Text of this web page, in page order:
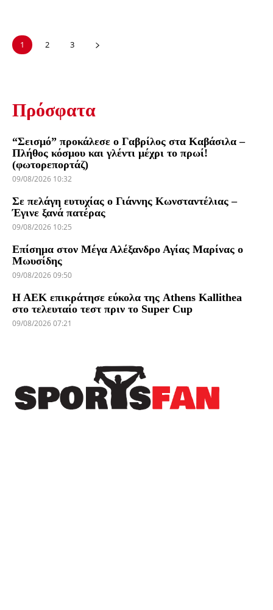
1 2 3
Πρόσφατα
“Σεισμό” προκάλεσε ο Γαβρίλος στα Καβάσιλα –
Πλήθος κόσμου και γλέντι μέχρι το πρωί!
(φωτορεπορτάζ)
09/08/2026 10:32
Σε πελάγη ευτυχίας ο Γιάννης Κωνσταντέλιας –
Έγινε ξανά πατέρας
09/08/2026 10:25
Επίσημα στον Μέγα Αλέξανδρο Αγίας Μαρίνας ο
Μωυσίδης
09/08/2026 09:50
Η ΑΕΚ επικράτησε εύκολα της Athens Kallithea
στο τελευταίο τεστ πριν το Super Cup
09/08/2026 07:21